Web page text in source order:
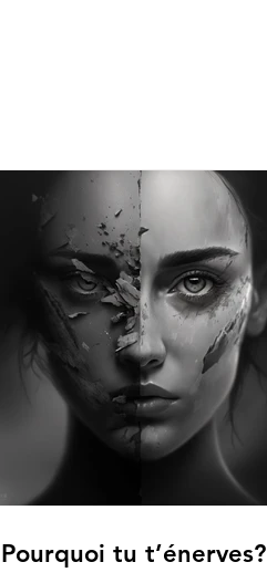
Pourquoi tu t’énerves?